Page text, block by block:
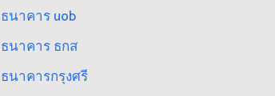
ธนาคาร uob
ธนาคาร ธกส
ธนาคารกรุงศรี